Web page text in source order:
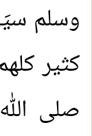
وسلم
كثير
صلى